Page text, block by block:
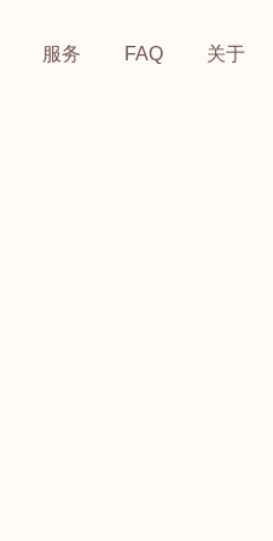
服务 FAQ 关于